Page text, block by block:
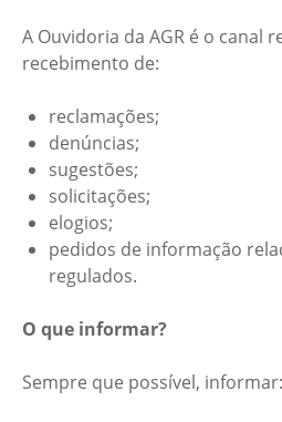
A Ouvidoria da AGR é o canal
recebimento de:
reclamações;
denúncias;
sugestões;
solicitações;
elogios;
pedidos de informação
regulados.
O que informar?
Sempre que possível, informar: